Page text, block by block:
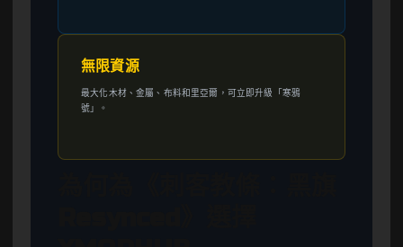
無限資源
最大化木材、金屬、布料和里亞爾，可立即升級「寒鴉
號」。